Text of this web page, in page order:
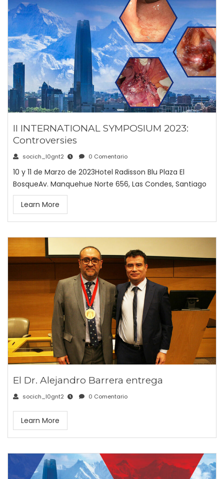
II INTERNATIONAL SYMPOSIUM 2023:
Controversies
socich_l0gnt2 0 Comentario
10 y 11 de Marzo de 2023Hotel Radisson Blu Plaza El
BosqueAv. Manquehue Norte 656, Las Condes, Santiago
Learn More
El Dr. Alejandro Barrera entrega
socich_l0gnt2 0 Comentario
Learn More